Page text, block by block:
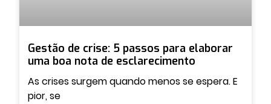
Gestão de crise: 5 passos para elaborar
uma boa nota de esclarecimento
As crises surgem quando menos se espera. E
pior, se